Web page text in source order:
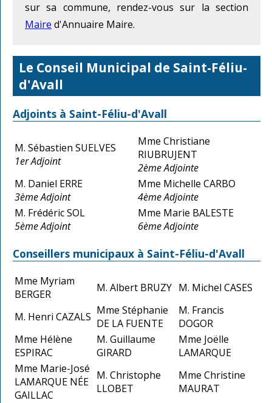
sur sa commune, rendez-vous sur la section
Maire d'Annuaire Maire.
Le Conseil Municipal de Saint-Féliu-
d'Avall
Adjoints à Saint-Féliu-d'Avall
M. Sébastien SUELVES
1er Adjoint
Mme Christiane
RIUBRUJENT
2ème Adjointe
M. Daniel ERRE
3ème Adjoint
Mme Michelle CARBO
4ème Adjointe
M. Frédéric SOL
5ème Adjoint
Mme Marie BALESTE
6ème Adjointe
Conseillers municipaux à Saint-Féliu-d'Avall
Mme Myriam
BERGER
M. Albert BRUZY M. Michel CASES
M. Henri CAZALS Mme Stéphanie
DE LA FUENTE
M. Francis
DOGOR
Mme Hélène
ESPIRAC
M. Guillaume
GIRARD
Mme Joëlle
LAMARQUE
Mme Marie-José
LAMARQUE NÉE
GAILLAC
M. Christophe
LLOBET
Mme Christine
MAURAT